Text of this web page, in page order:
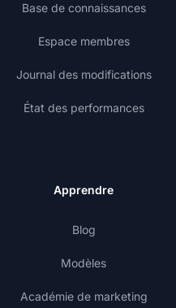
Base de connaissances
Espace membres
Journal des modifications
État des performances
Apprendre
Blog
Modèles
Académie de marketing